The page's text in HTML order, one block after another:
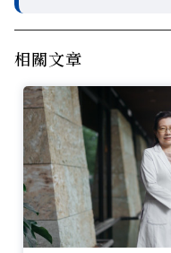
相關文章